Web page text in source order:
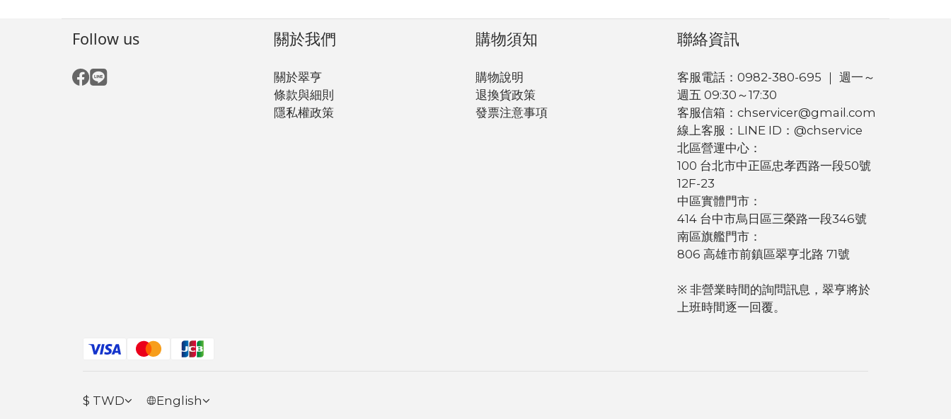
Follow us 關於我們
關於翠亨
條款與細則
隱私權政策
購物須知
購物說明
退換貨政策
發票注意事項
聯絡資訊
客服電話：0982-380-695 ｜ 週一～
週五 09:30～17:30
客服信箱：chservicer@gmail.com
線上客服：LINE ID：@chservice
北區營運中心：
100 台北市中正區忠孝西路一段50號
12F-23
中區實體門市：
414 台中市烏日區三榮路一段346號
南區旗艦門市：
806 高雄市前鎮區翠亨北路 71號
※ 非營業時間的詢問訊息，翠亨將於
上班時間逐一回覆。
$ TWD English